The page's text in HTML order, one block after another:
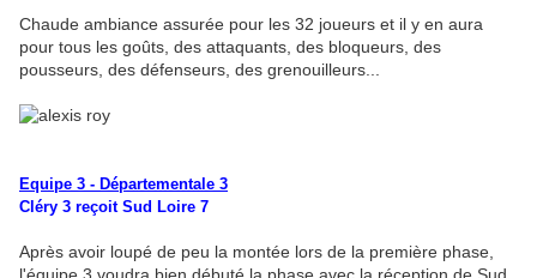
Chaude ambiance assurée pour les 32 joueurs et il y en aura
pour tous les goûts, des attaquants, des bloqueurs, des
pousseurs, des défenseurs, des grenouilleurs...
Equipe 3 - Départementale 3
Cléry 3 reçoit Sud Loire 7
Après avoir loupé de peu la montée lors de la première phase,